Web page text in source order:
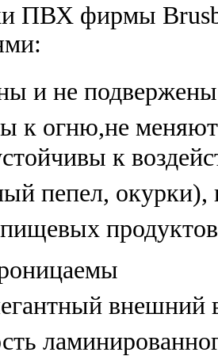
ПВХ фирмы
и не
к огню,не
к
пепел,
внешний